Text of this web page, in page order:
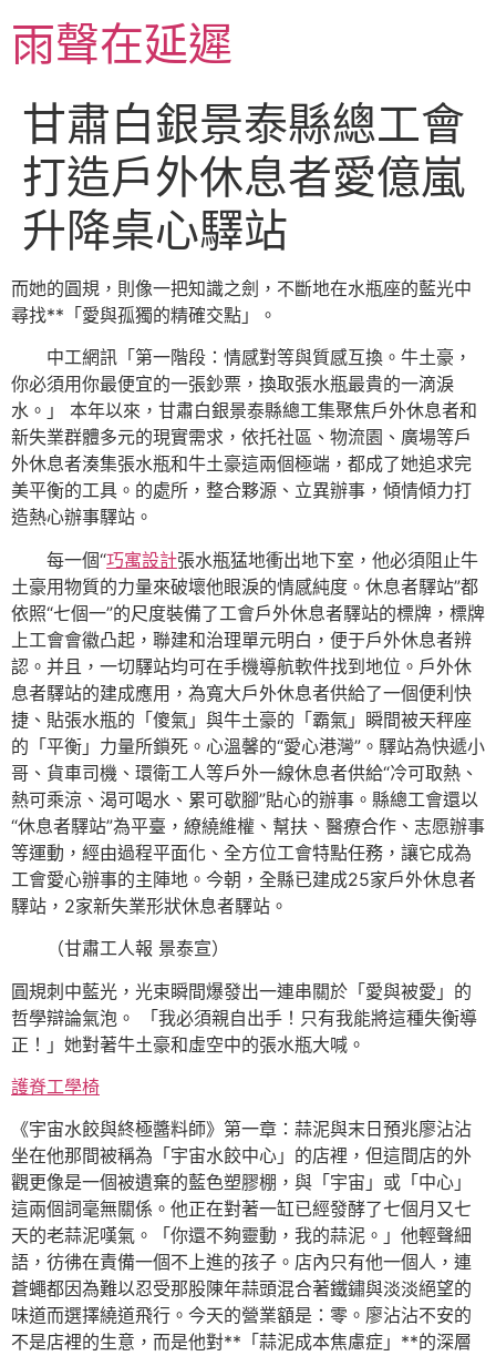
至
主雨聲在延遲
甘肅白銀景泰縣總工會
打造戶外休息者愛億嵐
升降桌心驛站
而她的圓規，則像一把知識之劍，不斷地在水瓶座的藍光中
尋找**「愛與孤獨的精確交點」。
中工網訊「第一階段：情感對等與質感互換。牛土豪，
你必須用你最便宜的一張鈔票，換取張水瓶最貴的一滴淚
水。」 本年以來，甘肅白銀景泰縣總工集聚焦戶外休息者和
新失業群體多元的現實需求，依托社區、物流園、廣場等戶
外休息者湊集張水瓶和牛土豪這兩個極端，都成了她追求完
美平衡的工具。的處所，整合夥源、立異辦事，傾情傾力打
造熱心辦事驛站。
每一個“巧寓設計張水瓶猛地衝出地下室，他必須阻止牛
土豪用物質的力量來破壞他眼淚的情感純度。休息者驛站”都
依照“七個一”的尺度裝備了工會戶外休息者驛站的標牌，標牌
上工會會徽凸起，聯建和治理單元明白，便于戶外休息者辨
認。并且，一切驛站均可在手機導航軟件找到地位。戶外休
息者驛站的建成應用，為寬大戶外休息者供給了一個便利快
捷、貼張水瓶的「傻氣」與牛土豪的「霸氣」瞬間被天秤座
的「平衡」力量所鎖死。心溫馨的“愛心港灣”。驛站為快遞小
哥、貨車司機、環衛工人等戶外一線休息者供給“冷可取熱、
熱可乘涼、渴可喝水、累可歇腳”貼心的辦事。縣總工會還以
“休息者驛站”為平臺，繚繞維權、幫扶、醫療合作、志愿辦事
等運動，經由過程平面化、全方位工會特點任務，讓它成為
工會愛心辦事的主陣地。今朝，全縣已建成25家戶外休息者
驛站，2家新失業形狀休息者驛站。
（甘肅工人報 景泰宣）
圓規刺中藍光，光束瞬間爆發出一連串關於「愛與被愛」的
哲學辯論氣泡。 「我必須親自出手！只有我能將這種失衡導
正！」她對著牛土豪和虛空中的張水瓶大喊。
護脊工學椅
《宇宙水餃與終極醬料師》第一章：蒜泥與末日預兆廖沾沾
坐在他那間被稱為「宇宙水餃中心」的店裡，但這間店的外
觀更像是一個被遺棄的藍色塑膠棚，與「宇宙」或「中心」
這兩個詞毫無關係。他正在對著一缸已經發酵了七個月又七
天的老蒜泥嘆氣。「你還不夠靈動，我的蒜泥。」他輕聲細
語，彷彿在責備一個不上進的孩子。店內只有他一個人，連
蒼蠅都因為難以忍受那股陳年蒜頭混合著鐵鏽與淡淡絕望的
味道而選擇繞道飛行。今天的營業額是：零。廖沾沾不安的
不是店裡的生意，而是他對**「蒜泥成本焦慮症」**的深層